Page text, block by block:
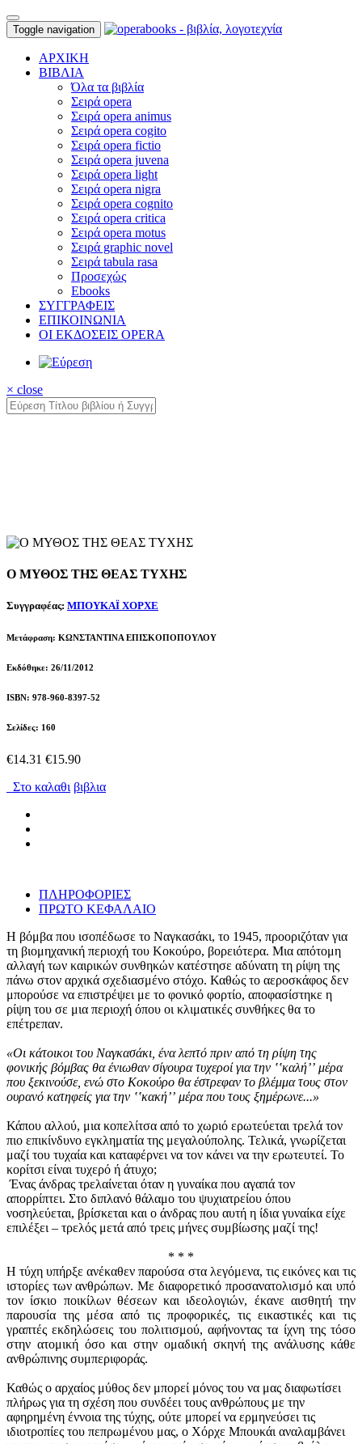
Toggle navigation
ΑΡΧΙΚΗ
ΒΙΒΛΙΑ
Όλα τα βιβλία
Σειρά opera
Σειρά opera animus
Σειρά opera cogito
Σειρά opera fictio
Σειρά opera juvena
Σειρά opera light
Σειρά opera nigra
Σειρά opera cognito
Σειρά opera critica
Σειρά opera motus
Σειρά graphic novel
Σειρά tabula rasa
Προσεχώς
Ebooks
ΣΥΓΓΡΑΦΕΙΣ
ΕΠΙΚΟΙΝΩΝΙΑ
ΟΙ ΕΚΔΟΣΕΙΣ OPERA
× close
Ο ΜΥΘΟΣ ΤΗΣ ΘΕΑΣ ΤΥΧΗΣ
Συγγραφέας: ΜΠΟΥΚΑΪ ΧΟΡΧΕ
Μετάφραση: ΚΩΝΣΤΑΝΤΙΝΑ ΕΠΙΣΚΟΠΟΠΟΥΛΟΥ
Εκδόθηκε: 26/11/2012
ISBN: 978-960-8397-52
Σελίδες: 160
€14.31 €15.90
Στο καλαθι βιβλια
ΠΛΗΡΟΦΟΡΙΕΣ
ΠΡΩΤΟ ΚΕΦΑΛΑΙΟ
Η βόμβα που ισοπέδωσε το Ναγκασάκι, το 1945, προοριζόταν για
τη βιομηχανική περιοχή του Κοκούρο, βορειότερα. Μια απότομη
αλλαγή των καιρικών συνθηκών κατέστησε αδύνατη τη ρίψη της
πάνω στον αρχικά σχεδιασμένο στόχο. Καθώς το αεροσκάφος δεν
μπορούσε να επιστρέψει με το φονικό φορτίο, αποφασίστηκε η
ρίψη του σε μια περιοχή όπου οι κλιματικές συνθήκες θα το
επέτρεπαν.
«Οι κάτοικοι του Ναγκασάκι, ένα λεπτό πριν από τη ρίψη της
φονικής βόμβας θα ένιωθαν σίγουρα τυχεροί για την ʽʽκαλήʼʼ μέρα
που ξεκινούσε, ενώ στο Κοκούρο θα έστρεφαν το βλέμμα τους στον
ουρανό κατηφείς για την ʽʽκακήʼʼ μέρα που τους ξημέρωνε...»
Κάπου αλλού, μια κοπελίτσα από το χωριό ερωτεύεται τρελά τον
πιο επικίνδυνο εγκληματία της μεγαλούπολης. Τελικά, γνωρίζεται
μαζί του τυχαία και καταφέρνει να τον κάνει να την ερωτευτεί. Το
κορίτσι είναι τυχερό ή άτυχο;
Ένας άνδρας τρελαίνεται όταν η γυναίκα που αγαπά τον
απορρίπτει. Στο διπλανό θάλαμο του ψυχιατρείου όπου
νοσηλεύεται, βρίσκεται και ο άνδρας που αυτή η ίδια γυναίκα είχε
επιλέξει – τρελός μετά από τρεις μήνες συμβίωσης μαζί της!
* * *
Η τύχη υπήρξε ανέκαθεν παρούσα στα λεγόμενα, τις εικόνες και τις
ιστορίες των ανθρώπων. Με διαφορετικό προσανατολισμό και υπό
τον ίσκιο ποικίλων θέσεων και ιδεολογιών, έκανε αισθητή την
παρουσία της μέσα από τις προφορικές, τις εικαστικές και τις
γραπτές εκδηλώσεις του πολιτισμού, αφήνοντας τα ίχνη της τόσο
στην ατομική όσο και στην ομαδική σκηνή της ανάλυσης κάθε
ανθρώπινης συμπεριφοράς.
Καθώς ο αρχαίος μύθος δεν μπορεί μόνος του να μας διαφωτίσει
πλήρως για τη σχέση που συνδέει τους ανθρώπους με την
αφηρημένη έννοια της τύχης, ούτε μπορεί να ερμηνεύσει τις
ιδιοτροπίες του πεπρωμένου μας, ο Χόρχε Μπουκάι αναλαμβάνει